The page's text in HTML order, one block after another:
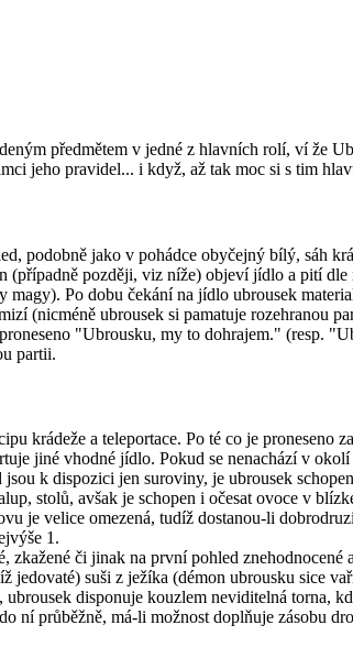
předmětem v jedné z hlavních rolí, ví že
jeho pravidel... i když, až tak moc si s tim
podobně jako v pohádce obyčejný bílý, sáh
(případně později, viz níže) objeví jídlo a pití
Po dobu čekání na jídlo ubrousek
(nicméně ubrousek si pamatuje rozehranou
"Ubrousku, my to dohrajem." (resp.
partii.
krádeže a teleportace. Po té co je
jiné vhodné jídlo. Pokud se nenachází v
k dispozici jen suroviny, je ubrousek
stolů, avšak je schopen i očesat ovoce v
je velice omezená, tudíž dostanou-li
1.
zkažené či jinak na první pohled
jedovaté) suši z ježíka (démon ubrousku sice
ubrousek disponuje kouzlem neviditelná torna,
ní průběžně, má-li možnost doplňuje zásobu